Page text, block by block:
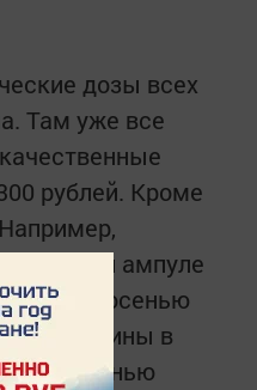
дозы всех
Там уже все
рублей. Кроме
в одной ампуле
осенью
витамины в
осенью